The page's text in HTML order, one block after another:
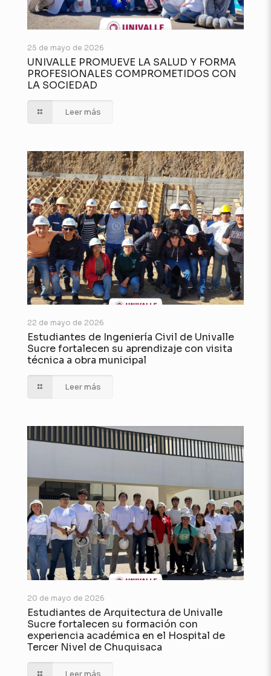
25 de mayo de 2026
UNIVALLE PROMUEVE LA SALUD Y FORMA
PROFESIONALES COMPROMETIDOS CON
LA SOCIEDAD
Leer más
22 de mayo de 2026
Estudiantes de Ingeniería Civil de Univalle
Sucre fortalecen su aprendizaje con visita
técnica a obra municipal
Leer más
20 de mayo de 2026
Estudiantes de Arquitectura de Univalle
Sucre fortalecen su formación con
experiencia académica en el Hospital de
Tercer Nivel de Chuquisaca
Leer más